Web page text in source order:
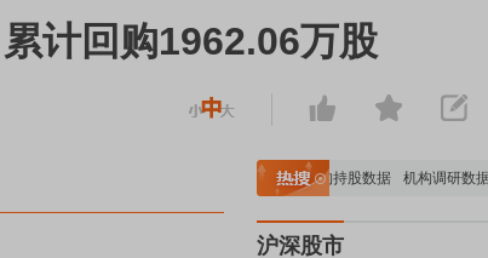
计回购1962.06万股
重要机构持股数据 机构调研数据
沪深股市